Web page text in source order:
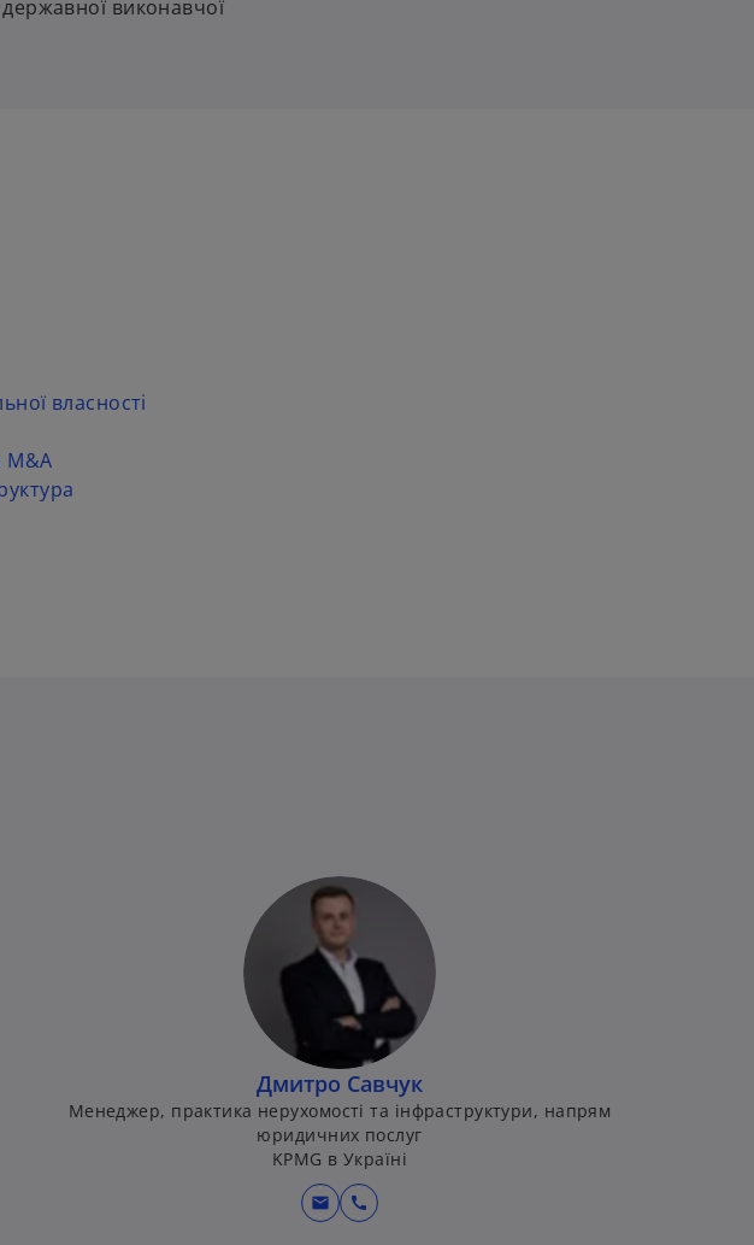
виконавчої
власності
M&A
Дмитро Савчук
Менеджер, практика нерухомості та інфраструктури, напрям
юридичних послуг
KPMG в Україні
mail call